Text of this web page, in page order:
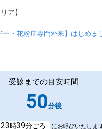
ア】
ー・花粉症専門外来】はじめま
受診までの目安時間
50分後
23時39分ごろ にお呼びいたしま